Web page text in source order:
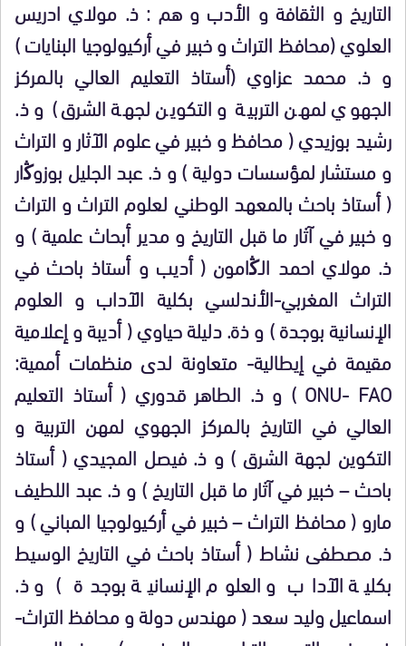
التاريخ و الثقافة و الأدب و هم : ذ. مولاي ادريس
العلوي (محافظ التراث و خبير في أركيولوجيا البنايات )
و ذ. محمد عزاوي (أستاذ التعليم العالي بالـمركز
الجهوي لمهن التربية و التكوين لجهة الشرق) و ذ.
رشيد بوزيدي ( محافظ و خبير في علوم الآثار و التراث
و مستشار لمؤسسات دولية ) و ذ. عبد الجليل بوزوﯕار
( أستاذ باحث بالمعهد الوطني لعلوم التراث و التراث
و خبير في آثار ما قبل التاريخ و مدير أبحاث علمية ) و
ذ. مولاي احمد الـﯕامون ( أديب و أستاذ باحث في
التراث المغربي-الأندلسي بكلية الآداب و العلوم
الإنسانية بوجدة ) و ذة. دليلة حياوي ( أديبة و إعلامية
مقيمة في إيطالية- متعاونة لدى منظمات أممية:
ONU- FAO ) و ذ. الطاهر قدوري ( أستاذ التعليم
العالي في التاريخ بالـمركز الجهوي لمهن التربية و
التكوين لجهة الشرق ) و ذ. فيصل المجيدي ( أستاذ
باحث – خبير في آثار ما قبل التاريخ ) و ذ. عبد اللطيف
مارو ( محافظ التراث – خبير في أركيولوجيا المباني ) و
ذ. مصطفى نشاط ( أستاذ باحث في التاريخ الوسيط
بكلية الآداب و العلوم الإنسانية بوجدة ) و ذ.
اسماعيل وليد سعد ( مهندس دولة و محافظ التراث-